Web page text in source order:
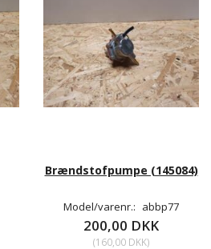
Brændstofpumpe (145084)
Model/varenr.: abbp77
200,00 DKK
(160,00 DKK)